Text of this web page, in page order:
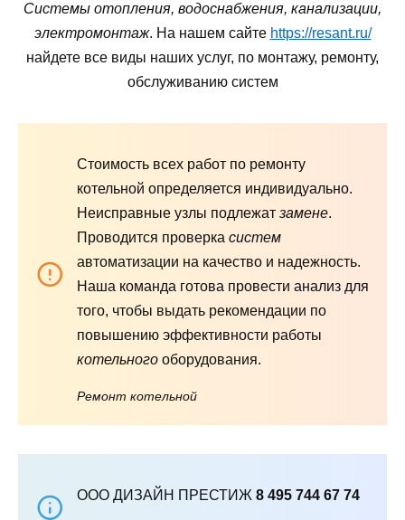
Системы отопления, водоснабжения, канализации,
электромонтаж. На нашем сайте https://resant.ru/
найдете все виды наших услуг, по монтажу, ремонту,
обслуживанию систем
Стоимость всех работ по ремонту
котельной определяется индивидуально.
Неисправные узлы подлежат замене.
Проводится проверка систем
автоматизации на качество и надежность.
Наша команда готова провести анализ для
того, чтобы выдать рекомендации по
повышению эффективности работы
котельного оборудования.
Ремонт котельной
ООО ДИЗАЙН ПРЕСТИЖ 8 495 744 67 74